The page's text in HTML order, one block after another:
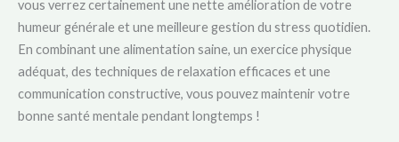
vous verrez certainement une nette amélioration de votre
humeur générale et une meilleure gestion du stress quotidien.
En combinant une alimentation saine, un exercice physique
adéquat, des techniques de relaxation efficaces et une
communication constructive, vous pouvez maintenir votre
bonne santé mentale pendant longtemps !